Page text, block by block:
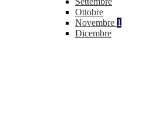
Ottobre
Novembre 1
Dicembre